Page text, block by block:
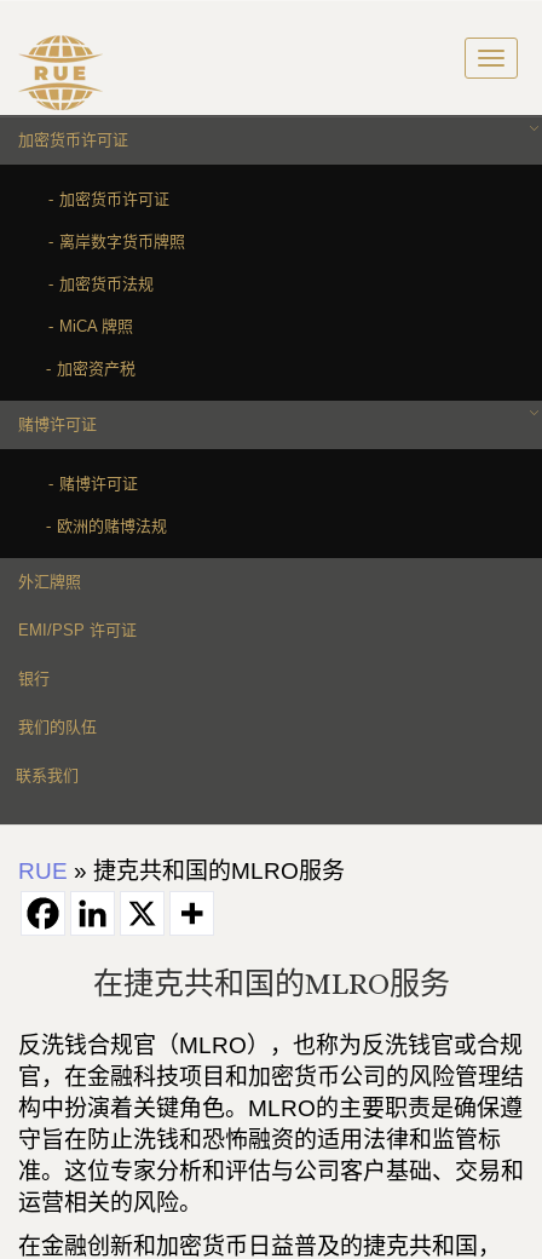
加密货币许可证
加密货币许可证
离岸数字货币牌照
加密货币法规
MiCA 牌照
加密资产税
赌博许可证
赌博许可证
欧洲的赌博法规
外汇牌照
EMI/PSP 许可证
银行
我们的队伍
联系我们
RUE » 捷克共和国的MLRO服务
在捷克共和国的MLRO服务
反洗钱合规官（MLRO），也称为反洗钱官或合规
官，在金融科技项目和加密货币公司的风险管理结
构中扮演着关键角色。MLRO的主要职责是确保遵
守旨在防止洗钱和恐怖融资的适用法律和监管标
准。这位专家分析和评估与公司客户基础、交易和
运营相关的风险。
在金融创新和加密货币日益普及的捷克共和国，